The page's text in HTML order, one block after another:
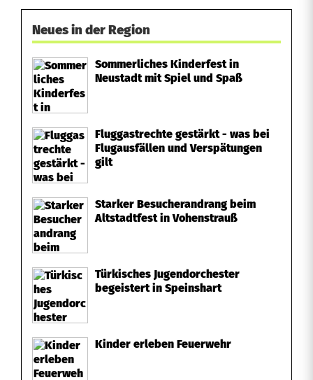
Neues in der Region
Sommerliches Kinderfest in
Neustadt mit Spiel und Spaß
Fluggastrechte gestärkt - was bei
Flugausfällen und Verspätungen
gilt
Starker Besucherandrang beim
Altstadtfest in Vohenstrauß
Türkisches Jugendorchester
begeistert in Speinshart
Kinder erleben Feuerwehr